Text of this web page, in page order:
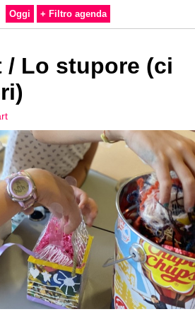
Oggi + Filtro agenda
/ Lo stupore (ci